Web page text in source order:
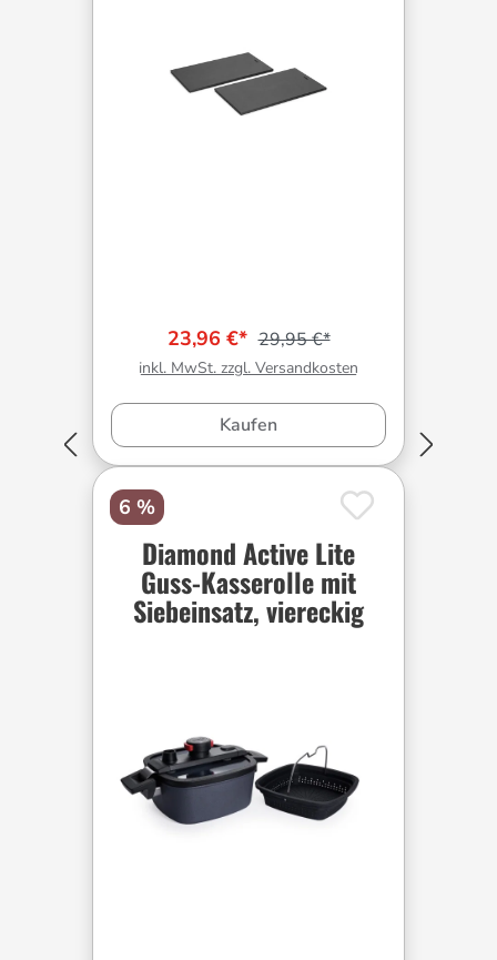
23,96 €* 29,95 €*
inkl. MwSt. zzgl. Versandkosten
Kaufen
6 %
Diamond Active Lite
Guss-Kasserolle mit
Siebeinsatz, viereckig